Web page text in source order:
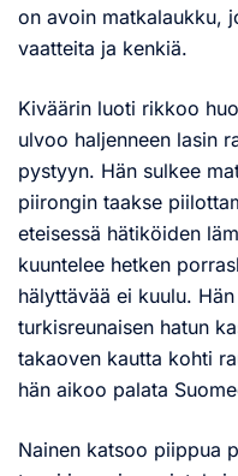
on avoin matkalaukku,
vaatteita ja kenkiä.
Kiväärin luoti rikkoo
ulvoo haljenneen lasin
pystyyn. Hän sulkee
piirongin taakse
eteisessä hätiköiden
kuuntelee hetken
hälyttävää ei kuulu.
turkisreunaisen hatun
takaoven kautta kohti
hän aikoo palata
Nainen katsoo piippua